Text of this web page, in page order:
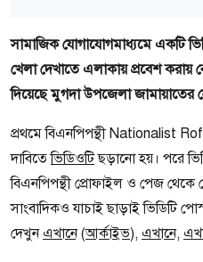
সামাজিক যোগাযোগমাধ্যমে একটি
খেলা দেখাতে এলাকায় প্রবেশ করায়
দিয়েছে মুগদা উপজেলা জামায়াতের
প্রথমে বিএনপিপন্থী Nationalist
দাবিতেভিডিওটিছড়ানো হয়। পরে
বিএনপিপন্থী প্রোফাইল ও পেজ
সাংবাদিকও যাচাই ছাড়াই ভিডিটি
দেখুনএখানে(আর্কাইভ), এখানে,